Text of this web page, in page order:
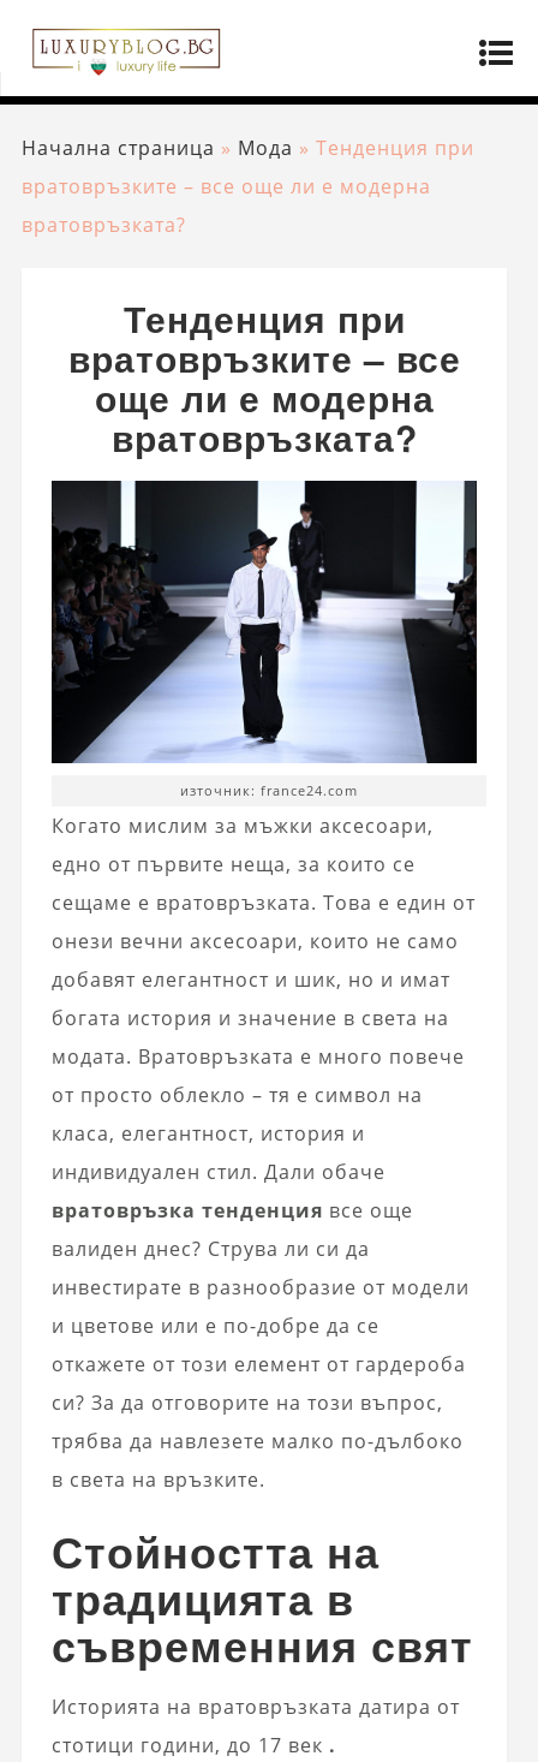
Начална страница » Мода » Тенденция при
вратовръзките – все още ли е модерна
вратовръзката?
Тенденция при
вратовръзките – все
още ли е модерна
вратовръзката?
източник: france24.com
Когато мислим за мъжки аксесоари,
едно от първите неща, за които се
сещаме е вратовръзката. Това е един от
онези вечни аксесоари, които не само
добавят елегантност и шик, но и имат
богата история и значение в света на
модата. Вратовръзката е много повече
от просто облекло – тя е символ на
класа, елегантност, история и
индивидуален стил. Дали обаче
вратовръзка тенденция все още
валиден днес? Струва ли си да
инвестирате в разнообразие от модели
и цветове или е по-добре да се
откажете от този елемент от гардероба
си? За да отговорите на този въпрос,
трябва да навлезете малко по-дълбоко
в света на връзките.
Стойността на
традицията в
съвременния свят
Историята на вратовръзката датира от
стотици години, до 17 век .